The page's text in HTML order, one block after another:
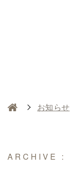
お知らせ